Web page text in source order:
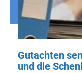
Gutachten
und die